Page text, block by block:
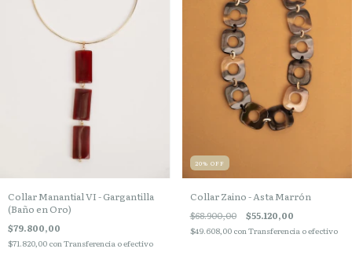
Collar Manantial VI - Gargantilla
(Baño en Oro)
$79.800,00
$71.820,00 conTransferencia o efectivo
20% OFF
Collar Zaino - Asta Marrón
$68.900,00 $55.120,00
$49.608,00 conTransferencia o efectivo